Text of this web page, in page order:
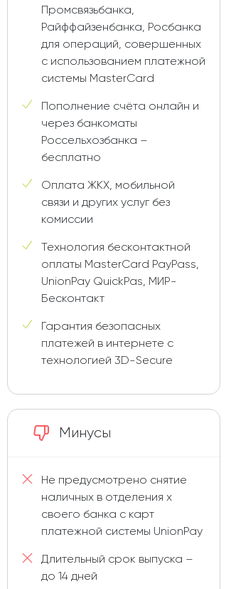
Промсвязьбанка,
Райффайзенбанка, Росбанка
для операций, совершенных
с использованием платежной
системы MasterCard
Пополнение счёта онлайн и
через банкоматы
Россельхозбанка –
бесплатно
Оплата ЖКХ, мобильной
связи и других услуг без
комиссии
Технология бесконтактной
оплаты MasterCard PayPass,
UnionPay QuickPas, МИР-
Бесконтакт
Гарантия безопасных
платежей в интернете с
технологией 3D-Secure
Минусы
Не предусмотрено снятие
наличных в отделения х
своего банка с карт
платежной системы UnionPay
Длительный срок выпуска –
до 14 дней